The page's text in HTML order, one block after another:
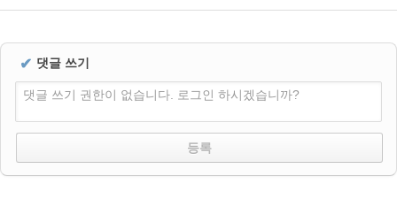
✔ 댓글 쓰기
댓글 쓰기 권한이 없습니다. 로그인 하시겠습니까?